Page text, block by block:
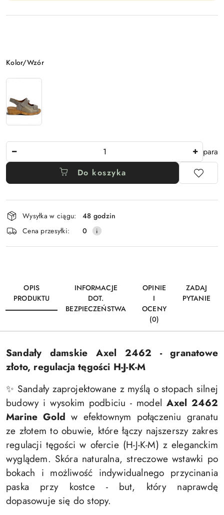
Wariant
Kolor/Wzór
para
Do koszyka
Dostępność
i
dostawa
Wysyłka w ciągu:
48 godzin
Cena przesyłki:
0
OPIS
PRODUKTU
INFORMACJE
DOT.
BEZPIECZEŃSTWA
OPINIE
I
OCENY
(0)
ZADAJ
PYTANIE
Sandały damskie Axel 2462 - granatowe
złoto, regulacja tęgości H-J-K-M
✨ Sandały zaprojektowane z myślą o stopach silnej
budowy i wysokim podbiciu - model Axel 2462
Marine Gold w efektownym połączeniu granatu
ze złotem to obuwie, które łączy najszerszy zakres
regulacji tęgości w ofercie (H-J-K-M) z eleganckim
wyglądem. Skóra naturalna, streczowe wstawki po
bokach i możliwość indywidualnego przycinania
paska przy kostce - but, który naprawdę
dopasowuje się do stopy.